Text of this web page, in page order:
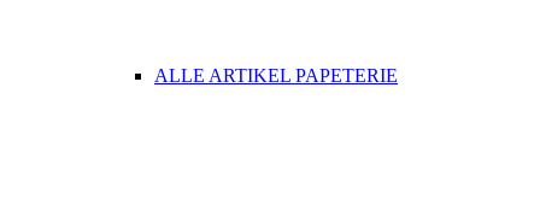
ALLE ARTIKEL PAPETERIE